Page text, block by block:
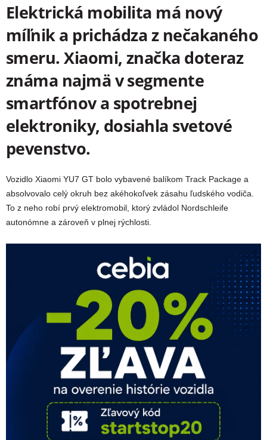
Elektrická mobilita má nový
míľnik a prichádza z nečakaného
smeru. Xiaomi, značka doteraz
známa najmä v segmente
smartfónov a spotrebnej
elektroniky, dosiahla svetové
pevenstvo.
Vozidlo Xiaomi YU7 GT bolo vybavené balíkom Track Package a
absolvovalo celý okruh bez akéhokoľvek zásahu ľudského vodiča.
To z neho robí prvý elektromobil, ktorý zvládol Nordschleife
autonómne a zároveň v plnej rýchlosti.